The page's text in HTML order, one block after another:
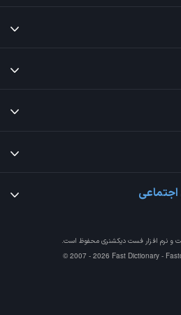
و نرم افزارفست دیکشنری محفوظ است.
© 2007 - 2026 Fast Dictionary -